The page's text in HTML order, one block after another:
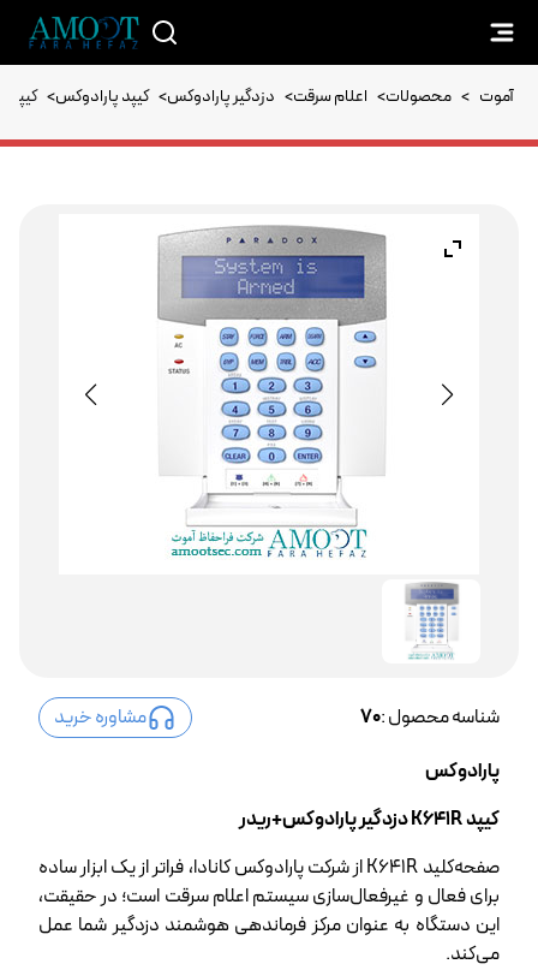
آموت > محصولات> اعلام سرقت> دزدگیر پارادوکس> کیپد پارادوکس> کیپد K641R دزدگیر پارادوکس+ریدر
شناسه محصول :70
مشاوره خرید
پارادوکس
کیپد K641R دزدگیر پارادوکس+ریدر
صفحه‌کلید K641R از شرکت پارادوکس کانادا، فراتر از یک ابزار ساده
برای فعال و غیرفعال‌سازی سیستم اعلام سرقت است؛ در حقیقت،
این دستگاه به عنوان مرکز فرماندهی هوشمند دزدگیر شما عمل
می‌کند.